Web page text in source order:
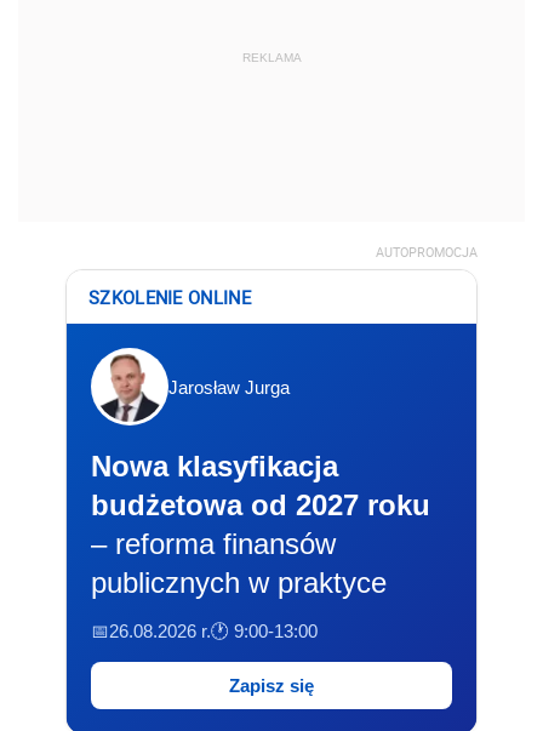
REKLAMA
AUTOPROMOCJA
SZKOLENIE ONLINE
Jarosław Jurga
Nowa klasyfikacja
budżetowa od 2027 roku
– reforma finansów
publicznych w praktyce
📅26.08.2026 r.🕐 9:00-13:00
Zapisz się